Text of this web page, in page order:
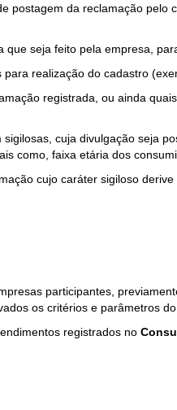
postagem da reclamação
seja feito pela empresa,
realização do cadastro
registrada, ou ainda
cuja divulgação seja
como, faixa etária dos
cujo caráter sigiloso
participantes,
os critérios e parâmetros
registrados no